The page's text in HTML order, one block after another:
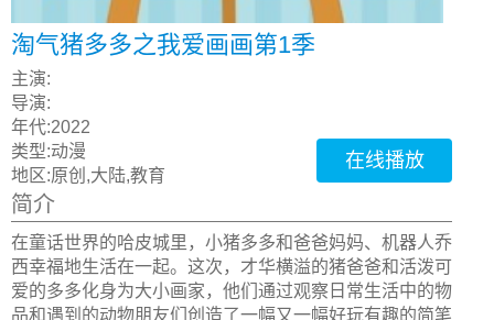
淘气猪多多之我爱画画第1季
主演:
导演:
年代:2022
类型:动漫
地区:原创,大陆,教育
在线播放
简介
在童话世界的哈皮城里，小猪多多和爸爸妈妈、机器人乔
西幸福地生活在一起。这次，才华横溢的猪爸爸和活泼可
爱的多多化身为大小画家，他们通过观察日常生活中的物
品和遇到的动物朋友们创造了一幅又一幅好玩有趣的简笔